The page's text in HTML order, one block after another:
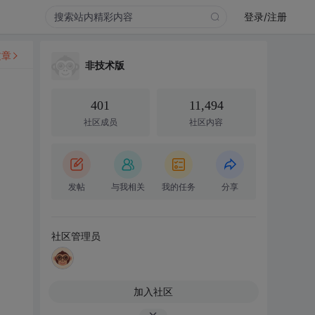
登录/注册
非技术版
401
社区成员
11,494
社区内容
发帖 与我相关 我的任务 分享
社区管理员
加入社区